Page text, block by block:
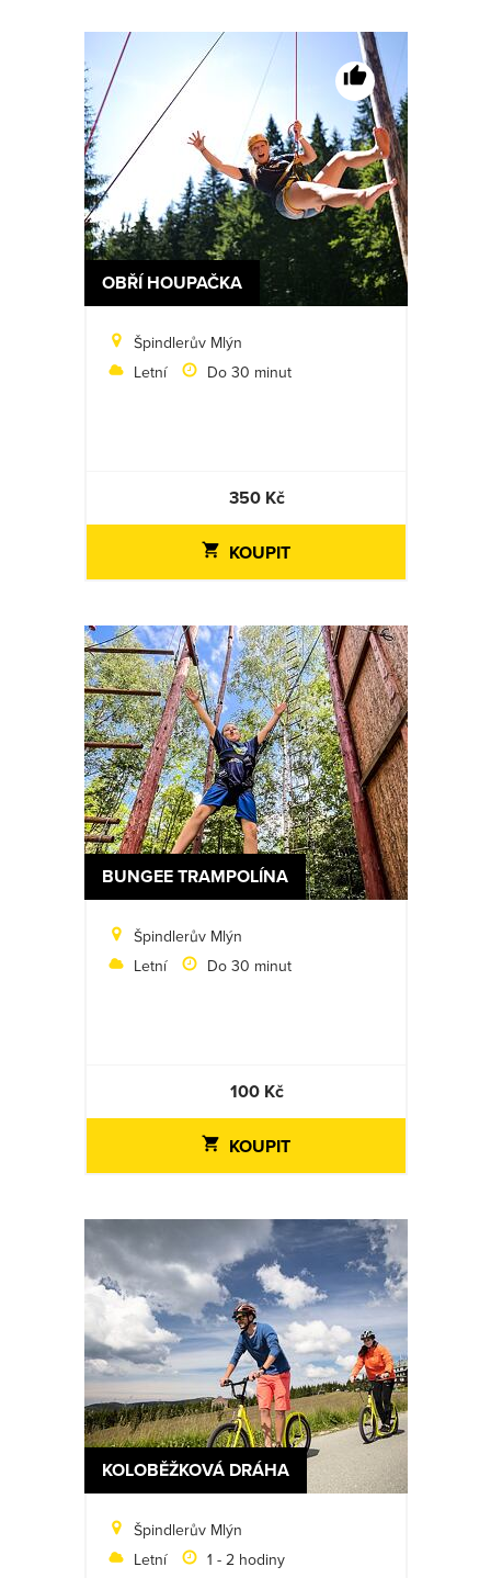
OBŘÍ HOUPAČKA
Špindlerův Mlýn
Letní
Do 30 minut
350 Kč
KOUPIT
BUNGEE TRAMPOLÍNA
Špindlerův Mlýn
Letní
Do 30 minut
100 Kč
KOUPIT
KOLOBĚŽKOVÁ DRÁHA
Špindlerův Mlýn
Letní
1 - 2 hodiny